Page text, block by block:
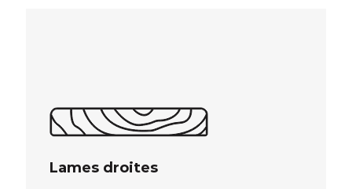
Lames droites